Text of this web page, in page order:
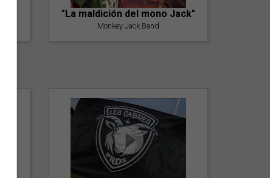
"La maldición del mono Jack"
Monkey Jack Band